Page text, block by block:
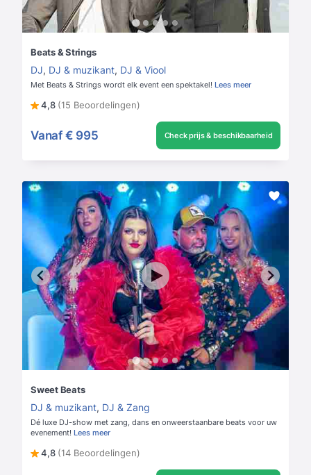
Beats & Strings
DJ, DJ & muzikant, DJ & Viool
Met Beats & Strings wordt elk event een spektakel! Lees meer
4,8 (15 Beoordelingen)
Vanaf € 995 Check prijs & beschikbaarheid
Sweet Beats
DJ & muzikant, DJ & Zang
Dé luxe DJ-show met zang, dans en onweerstaanbare beats voor uw
evenement! Lees meer
4,8 (14 Beoordelingen)